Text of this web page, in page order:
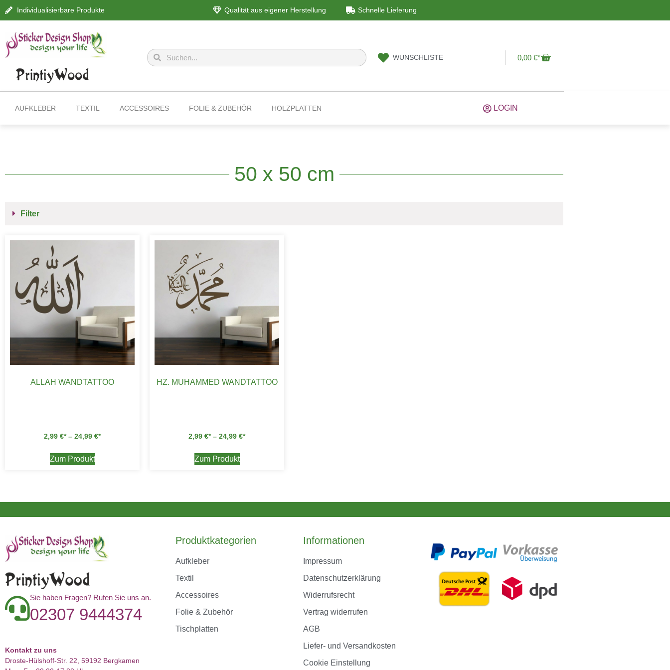
Individualisierbare Produkte Qualität aus eigener Herstellung Schnelle Lieferung
WUNSCHLISTE 0,00€
AUFKLEBER TEXTIL ACCESSOIRES FOLIE & ZUBEHÖR HOLZPLATTEN LOGIN
50 x 50 cm
Filter
ALLAH WANDTATTOO
2,99 € – 24,99 €
Zum Produkt
HZ. MUHAMMED WANDTATTOO
2,99 € – 24,99 €
Zum Produkt
Sie haben Fragen? Rufen Sie uns an.
02307 9444374
Kontakt zu uns
Droste-Hülshoff-Str. 22, 59192 Bergkamen
Produktkategorien
Aufkleber
Textil
Accessoires
Folie & Zubehör
Tischplatten
Informationen
Impressum
Datenschutzerklärung
Widerrufsrecht
Vertrag widerrufen
AGB
Liefer- und Versandkosten
Cookie Einstellung